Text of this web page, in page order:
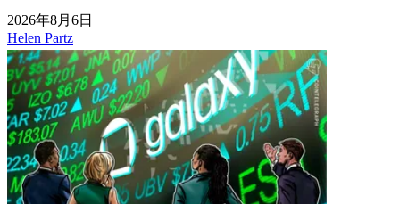
2026年8月6日
Helen Partz